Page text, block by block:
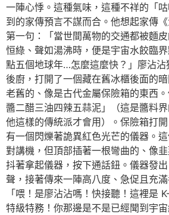
一陣心悸。這種氣味，這種不祥的「
到的家傳預言不謀而合。他想起家傳
第一句：「當世間萬物的交通都被麵
恒綠、聲如湯沸時，便是宇宙水餃臨
點五個地球年…怎麼這麼快？」廖沾沾
後廚，打開了一個藏在舊冰櫃後面的
老舊的、像是古代金屬保險箱的東西
醬二醋三油四辣五蒜泥」（這是醬料
他這樣的傳統派才會用）。保險箱打
有一個閃爍著詭異紅色光芒的儀器。
對講機，但頂部插著一根彎曲的、像
抖著拿起儀器，按下通話鈕。儀器發
聲，接著傳來一陣高八度、急促且充
「喂！是廖沾沾嗎！快接聽！這裡是
特級特務！你那邊是不是已經聞到宇